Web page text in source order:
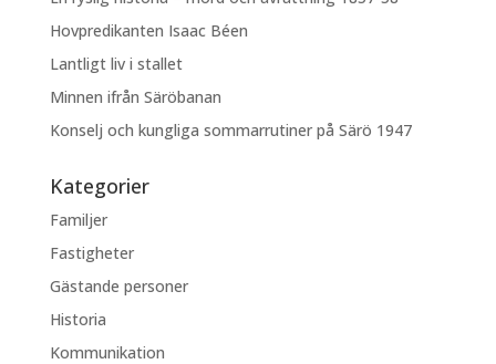
Hovpredikanten Isaac Béen
Lantligt liv i stallet
Minnen ifrån Säröbanan
Konselj och kungliga sommarrutiner på Särö 1947
Kategorier
Familjer
Fastigheter
Gästande personer
Historia
Kommunikation